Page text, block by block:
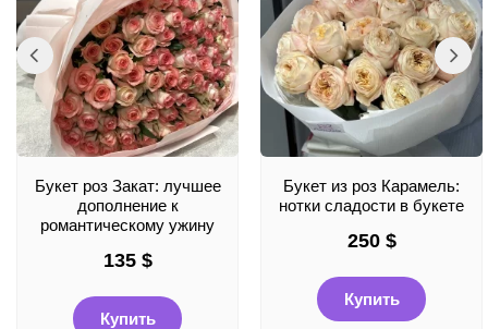
Букет роз Закат: лучшее
дополнение к
романтическому ужину
135 $
Купить
Букет из роз Карамель:
нотки сладости в букете
250 $
Купить